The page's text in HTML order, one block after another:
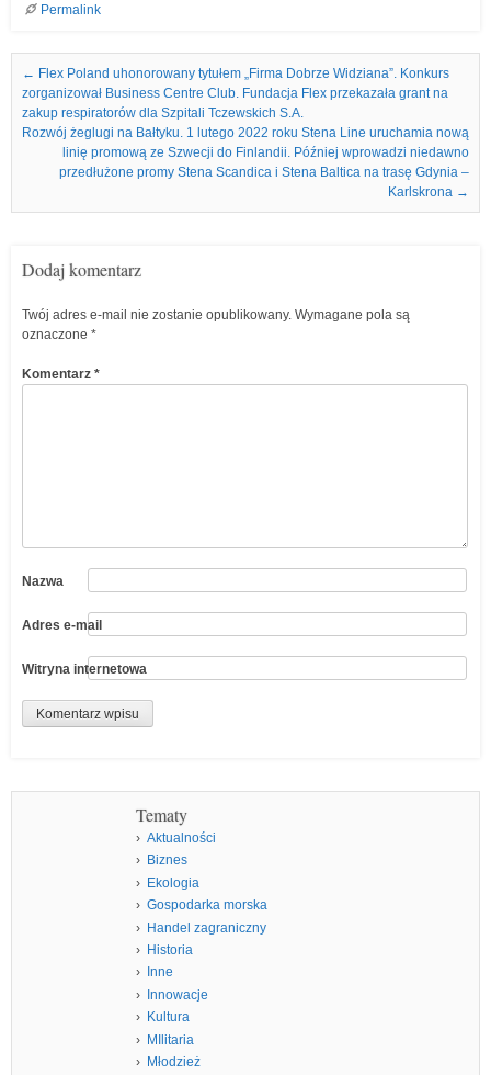
Permalink
Nawigacja we wpisach
← Flex Poland uhonorowany tytułem „Firma Dobrze Widziana”. Konkurs
zorganizował Business Centre Club. Fundacja Flex przekazała grant na
zakup respiratorów dla Szpitali Tczewskich S.A.
Rozwój żeglugi na Bałtyku. 1 lutego 2022 roku Stena Line uruchamia nową
linię promową ze Szwecji do Finlandii. Później wprowadzi niedawno
przedłużone promy Stena Scandica i Stena Baltica na trasę Gdynia –
Karlskrona →
Dodaj komentarz
Twój adres e-mail nie zostanie opublikowany. Wymagane pola są
oznaczone *
Komentarz *
Nazwa
Adres e-mail
Witryna internetowa
Tematy
Aktualności
Biznes
Ekologia
Gospodarka morska
Handel zagraniczny
Historia
Inne
Innowacje
Kultura
MIlitaria
Młodzież